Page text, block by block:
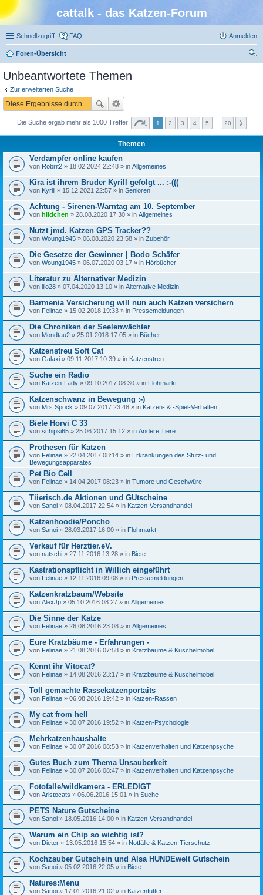
cattalk - das Katzen-Forum
Schnellzugriff FAQ Anmelden
Foren-Übersicht
Unbeantwortete Themen
Zur erweiterten Suche
Die Suche ergab mehr als 1000 Treffer 1 2 3 4 5 20
Themen
Verdampfer online kaufen
von Robrit2 » 18.02.2024 22:48 » in Allgemeines
Kira ist ihrem Bruder Kyrill gefolgt ... :-(((
von Kyrill » 15.12.2021 22:57 » in Senioren
Achtung - Sirenen-Warntag am 10. September
von hildchen » 28.08.2020 17:30 » in Allgemeines
Nutzt jmd. Katzen GPS Tracker??
von Woung1945 » 06.08.2020 23:58 » in Zubehör
Die Gesetze der Gewinner | Bodo Schäfer
von Woung1945 » 06.07.2020 03:17 » in Hörbücher
Literatur zu Alternativer Medizin
von lilo28 » 07.04.2020 13:10 » in Alternative Medizin
Barmenia Versicherung will nun auch Katzen versichern
von Felinae » 15.02.2018 19:33 » in Pressemeldungen
Die Chroniken der Seelenwächter
von Mondtau2 » 25.01.2018 17:05 » in Bücher
Katzenstreu Soft Cat
von Galaxi » 09.11.2017 10:39 » in Katzenstreu
Suche ein Radio
von Katzen-Lady » 09.10.2017 08:30 » in Flohmarkt
Katzenschwanz in Bewegung :-)
von Mrs Spock » 09.07.2017 23:48 » in Katzen- & -Spiel-Verhalten
Biete Horvi C 33
von schipsi65 » 25.06.2017 15:12 » in Andere Tiere
Prothesen für Katzen
von Felinae » 22.04.2017 08:14 » in Erkrankungen des Stütz- und
Bewegungsapparates
Pet Bio Cell
von Felinae » 14.04.2017 08:23 » in Tumore und Geschwüre
Tiierisch.de Aktionen und GUtscheine
von Sanoi » 08.04.2017 22:54 » in Katzen-Versandhandel
Katzenhoodie/Poncho
von Sanoi » 28.03.2017 16:00 » in Flohmarkt
Verkauf für Herztier.eV.
von natschi » 27.11.2016 13:28 » in Biete
Kastrationspflicht in Willich eingeführt
von Felinae » 12.11.2016 09:08 » in Pressemeldungen
Katzenkratzbaum/Website
von AlexJp » 05.10.2016 08:27 » in Allgemeines
Die Sinne der Katze
von Felinae » 26.08.2016 23:08 » in Allgemeines
Eure Kratzbäume - Erfahrungen -
von Felinae » 21.08.2016 07:58 » in Kratzbäume & Kuschelmöbel
Kennt ihr Vitocat?
von Felinae » 14.08.2016 23:17 » in Kratzbäume & Kuschelmöbel
Toll gemachte Rassekatzenportaits
von Felinae » 06.08.2016 19:42 » in Katzen-Rassen
My cat from hell
von Felinae » 30.07.2016 19:52 » in Katzen-Psychologie
Mehrkatzenhaushalte
von Felinae » 30.07.2016 08:53 » in Katzenverhalten und Katzenpsyche
Gutes Buch zum Thema Unsauberkeit
von Felinae » 30.07.2016 08:47 » in Katzenverhalten und Katzenpsyche
Fotofalle/wildkamera - ERLEDIGT
von Aristocats » 06.06.2016 15:01 » in Suche
PETS Nature Gutscheine
von Sanoi » 18.05.2016 14:00 » in Katzen-Versandhandel
Warum ein Chip so wichtig ist?
von Dieter » 13.05.2016 15:54 » in Notfälle & Katzen-Tierschutz
Kochzauber Gutschein und Alsa HUNDEwelt Gutschein
von Sanoi » 05.02.2016 22:05 » in Biete
Natures:Menu
von Sanoi » 17.01.2016 21:02 » in Katzenfutter